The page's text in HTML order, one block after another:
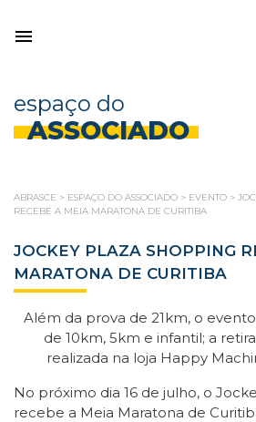
espaço do
ASSOCIADO
ABRASCE > ESPAÇO DO ASSOCIADO > EVENTO >
RECEBE A MEIA MARATONA DE CURITIBA
JOCKEY PLAZA SHOPPING
MARATONA DE CURITIBA
Além da prova de 21km, o
de 10km, 5km e infantil; a
realizada na loja Happy
No próximo dia 16 de julho, o
recebe a Meia Maratona de